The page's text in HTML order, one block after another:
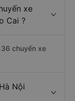
xe
Cai ?
chuyến xe
Nội